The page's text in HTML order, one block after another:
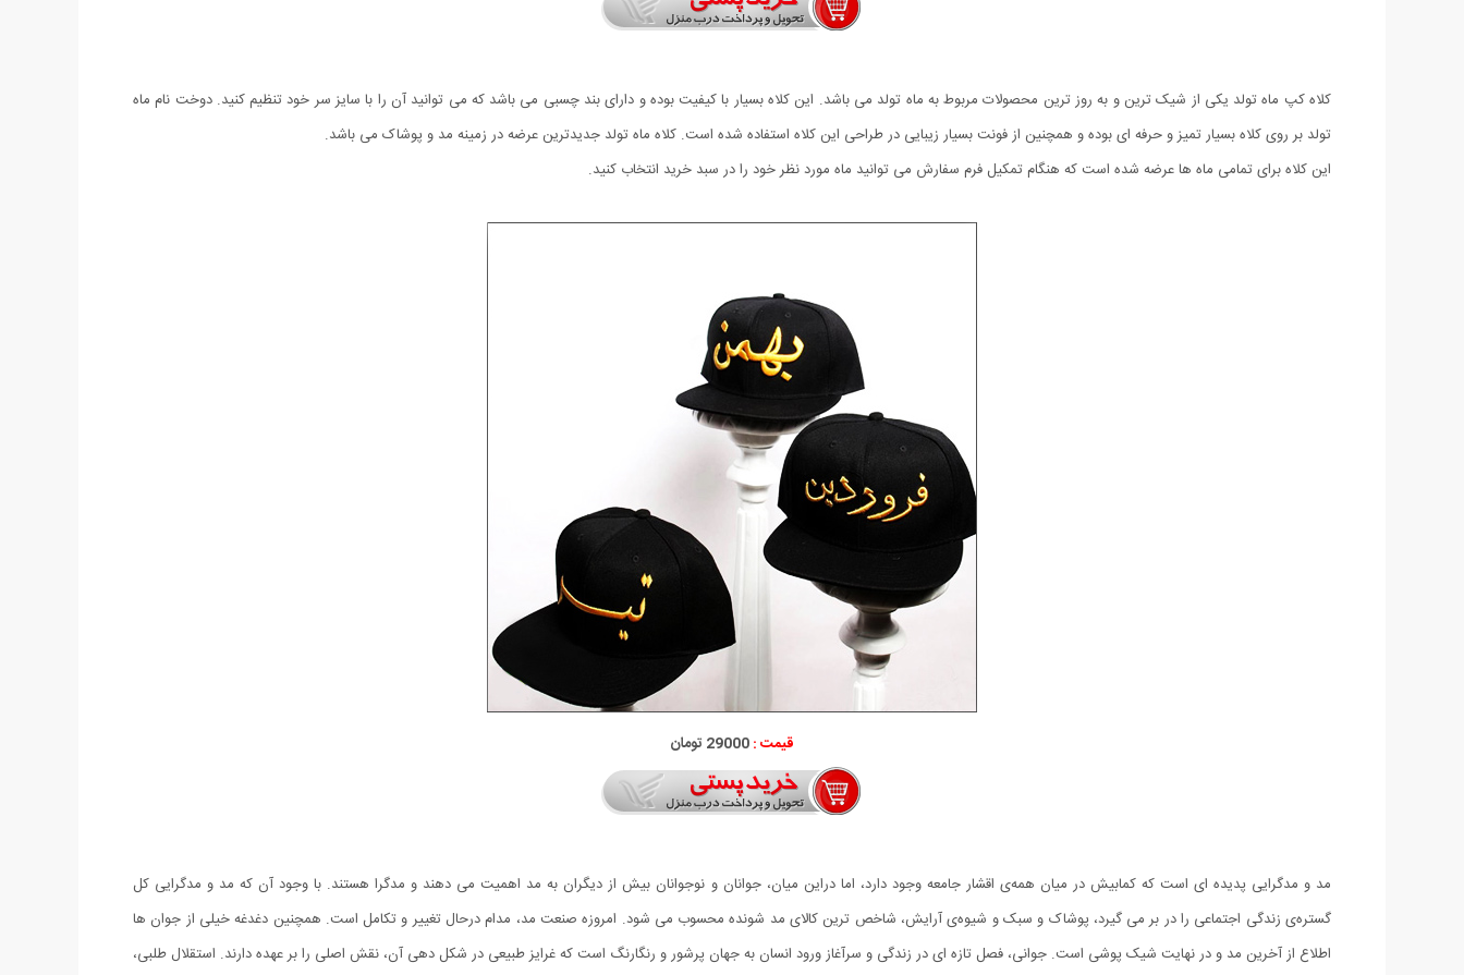
کلاه کپ ماه تولد یکی از شیک ترین و به روز ترین محصولات مربوط به ماه تولد می باشد. این کلاه بسیار با کیفیت بوده و دارای بند چسبی می باشد که می توانید آن را با سایز سر خود تنظیم کنید. دوخت نام ماه
تولد بر روی کلاه بسیار تمیز و حرفه ای بوده و همچنین از فونت بسیار زیبایی در طراحی این کلاه استفاده شده است. کلاه ماه تولد جدیدترین عرضه در زمینه مد و پوشاک می باشد.
این کلاه برای تمامی ماه ها عرضه شده است که هنگام تمکیل فرم سفارش می توانید ماه مورد نظر خود را در سبد خرید انتخاب کنید.
قیمت :29000 تومان
مد و مدگرایی پدیده ای است که کمابیش در میان همه‌ى اقشار جامعه وجود دارد، اما دراین میان، جوانان و نوجوانان بیش از دیگران به مد اهمیت می دهند و مدگرا هستند. با وجود آن که مد و مدگرایی کل
گستره‌ى زندگی اجتماعی را در بر می گیرد، پوشاک و سبک و شیوه‌ى آرایش، شاخص ترین کالای مد شونده محسوب می شود. امروزه صنعت مد، مدام درحال تغییر و تکامل است. همچنین دغدغه خیلی از جوان ها
اطلاع از آخرین مد و در نهایت شیک پوشی است. جوانی، فصل تازه ای در زندگی و سرآغاز ورود انسان به جهان پرشور و رنگارنگ است که غرایز طبیعی در شکل دهی آن، نقش اصلی را بر عهده دارند. استقلال طلبی،